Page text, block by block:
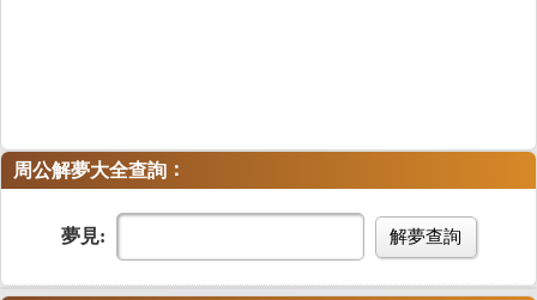
周公解夢大全查詢 ：
夢見: 解夢查詢